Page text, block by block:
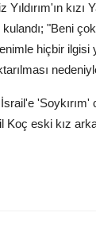
"Beni
hiçbir
'Soykırım'
eski kız